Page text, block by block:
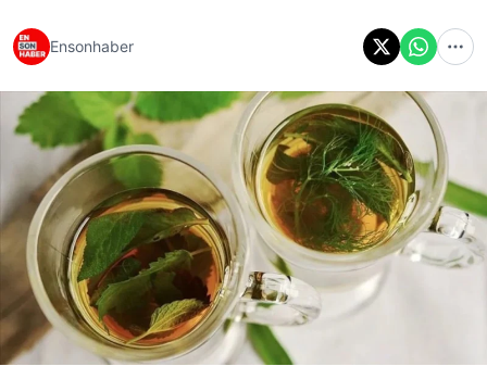
Ensonhaber